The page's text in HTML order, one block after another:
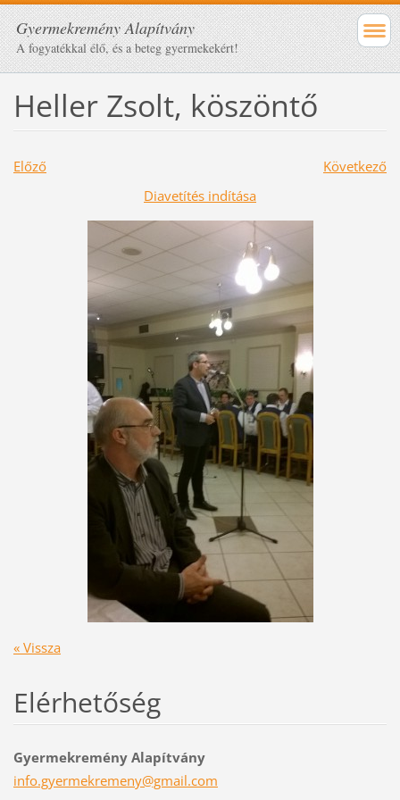
Gyermekremény Alapítvány
A fogyatékkal élő, és a beteg gyermekekért!
Heller Zsolt, köszöntő
Előző
Következő
Diavetítés indítása
« Vissza
Elérhetőség
Gyermekremény Alapítvány
info.gyermekremeny@gmail.com